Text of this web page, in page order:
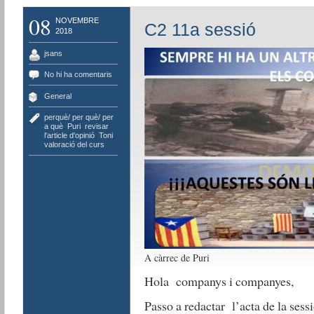
08
NOVEMBRE
2018
jsans
No hi ha comentaris
General
perquè/ per què/ per
a què, Puri, revisar
l'article d'opinió, Toni,
valoració del curs
C2 11a sessió
A càrrec de Puri
Hola companys i companyes,
Passo a redactar l’acta de la